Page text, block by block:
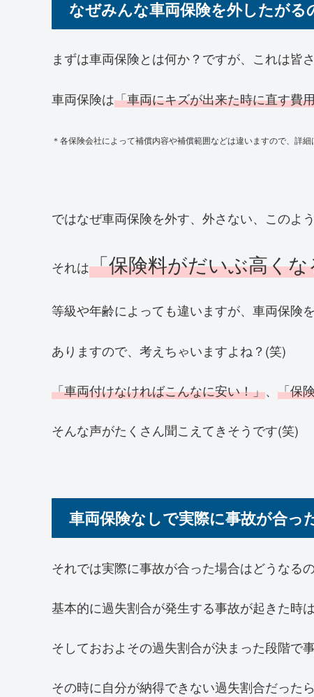
なぜみんな車両保険を外したがる
まずは車両保険とは何か？ですが、これは皆
車両保険は「車両にキズが出来た時に直す費
＊各保険会社によって補償内容や補償範囲などは違いますので、詳細
ではなぜ車両保険を外す、外さない、このよ
それは「保険料がだいぶ高く
等級や年齢によっても違いますが、車両保険
ありますので、考えちゃいますよね？(笑)
「車両付けなければこんなに安い！」、 「保
そんな声がたくさん聞こえてきそうです(笑)
車両保険なしで実際に事故が合っ
それでは実際に事故が合った場合はどうな
基本的に過失割合が発生する事故が起きた時
そしておおよその過失割合が決まった段階で
その時に自分が納得できない過失割合だった